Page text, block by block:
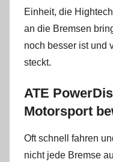
Einheit, die
an die Bremsen
noch besser ist und
steckt.
ATE
Motorsport
Oft schnell fahren
nicht jede Bremse